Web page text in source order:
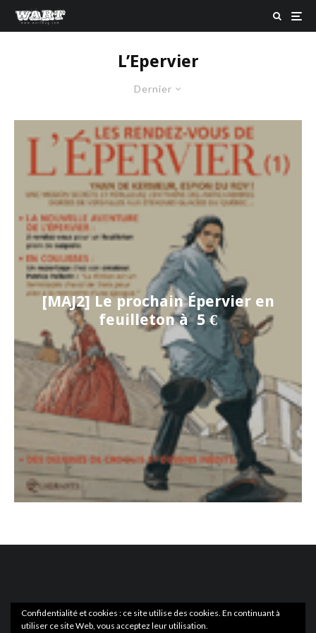
L’Epervier
Dernier
[MAJ2] Le prochain Épervier en
feuilleton à 5 €
Confidentialité et cookies : ce site utilise des cookies. En continuant à
utiliser ce site Web, vous acceptez leur utilisation.